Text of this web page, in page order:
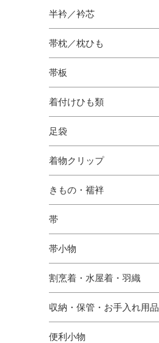
半衿／衿芯
帯枕／枕ひも
帯板
着付けひも類
足袋
着物クリップ
きもの・襦袢
帯
帯小物
割烹着・水屋着・羽織
収納・保管・お手入れ用品
便利小物